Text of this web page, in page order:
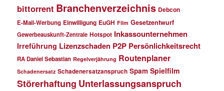
bittorrent Branchenverzeichnis Debcon
E-Mail-Werbung Einwilligung EuGH Film Gesetzentwurf
Gewerbeauskunft-Zentrale Hotspot Inkassounternehmen
Irreführung Lizenzschaden P2P Persönlichkeitsrecht
RA Daniel Sebastian Regelverjährung Routenplaner
Schadenersatz Schadenersatzanspruch Spam Spielfilm
Störerhaftung Unterlassungsanspruch